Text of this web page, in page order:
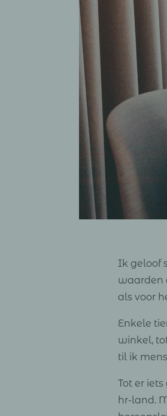
Ik geloof
waarden
als voor
Enkele
winkel,
til ik
Tot er
hr-land.